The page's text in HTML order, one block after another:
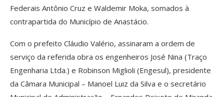
Federais Antônio Cruz e Waldemir Moka, somados à
contrapartida do Município de Anastácio.
Com o prefeito Cláudio Valério, assinaram a ordem de
serviço da referida obra os engenheiros José Nina (Traço
Engenharia Ltda.) e Robinson Miglioli (Engesul), presidente
da Câmara Municipal – Manoel Luiz da Silva e o secretário